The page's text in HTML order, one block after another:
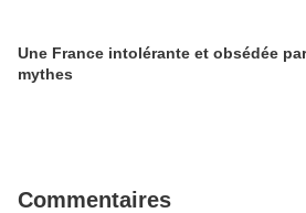
Une France intolérante et obsédée
mythes
Commentaires